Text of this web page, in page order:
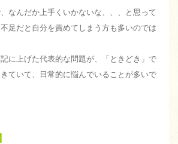
なんだか上手くいかないな、、、と思って
足だと自分を責めてしまう方も多いのでは
に上げた代表的な問題が、「ときどき」で
ていて、日常的に悩んでいることが多いで